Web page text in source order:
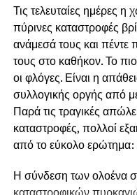
Τις τελευταίες ημέρες η
πύρινες καταστροφές
ανάμεσά τους και
τους στο καθήκον. Το
οι φλόγες. Είναι η
συλλογικής οργής από
Παρά τις τραγικές
καταστροφές, πολλοί
από το εύκολο ερώτημα:
Η σύνδεση των ολοένα